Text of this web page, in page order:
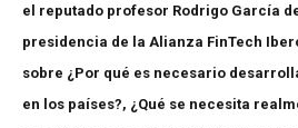
el reputado profesor Rodrigo García
presidencia de la Alianza FinTech
sobre ¿Por qué es necesario
en los países?, ¿Qué se necesita